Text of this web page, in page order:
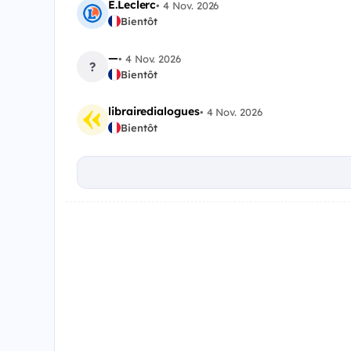
E.Leclerc•4 Nov. 2026
Bientôt
?
—• 4 Nov. 2026
Bientôt
librairedialogues• 4 Nov. 2026
Bientôt